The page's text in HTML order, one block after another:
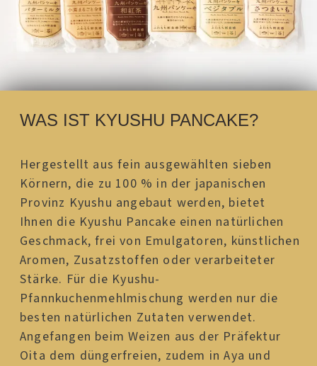
WAS IST KYUSHU PANCAKE?
Hergestellt aus fein ausgewählten sieben
Körnern, die zu 100 % in der japanischen
Provinz Kyushu angebaut werden, bietet
Ihnen die Kyushu Pancake einen natürlichen
Geschmack, frei von Emulgatoren, künstlichen
Aromen, Zusatzstoffen oder verarbeiteter
Stärke. Für die Kyushu-
Pfannkuchenmehlmischung werden nur die
besten natürlichen Zutaten verwendet.
Angefangen beim Weizen aus der Präfektur
Oita dem düngerfreien, zudem in Aya und